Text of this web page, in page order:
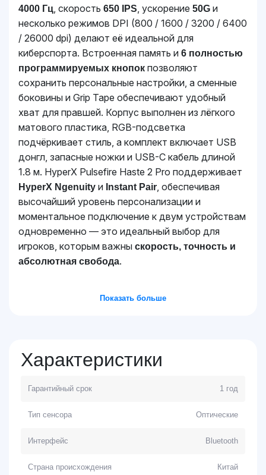
4000 Гц, скорость 650 IPS, ускорение 50G и
несколько режимов DPI (800 / 1600 / 3200 / 6400
/ 26000 dpi) делают её идеальной для
киберспорта. Встроенная память и 6 полностью
программируемых кнопок позволяют
сохранить персональные настройки, а сменные
боковины и Grip Tape обеспечивают удобный
хват для правшей. Корпус выполнен из лёгкого
матового пластика, RGB-подсветка
подчёркивает стиль, а комплект включает USB
донгл, запасные ножки и USB-C кабель длиной
1.8 м. HyperX Pulsefire Haste 2 Pro поддерживает
HyperX Ngenuity и Instant Pair, обеспечивая
высочайший уровень персонализации и
моментальное подключение к двум устройствам
одновременно — это идеальный выбор для
игроков, которым важны скорость, точность и
абсолютная свобода.
Показать больше
Характеристики
Гарантийный срок 1 год
Тип сенсора Оптические
Интерфейс Bluetooth
Страна происхождения Китай